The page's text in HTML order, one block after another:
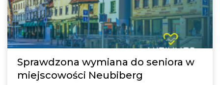
Sprawdzona wymiana do seniora w
miejscowości Neubiberg